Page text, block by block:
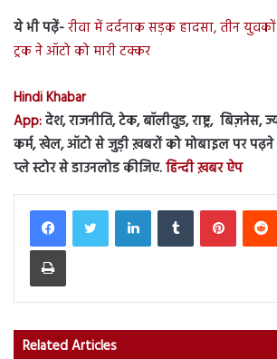
ये भी पढ़ें-रीवा में दर्दनाक सड़क हादसा, तीन
ट्रक ने ऑटो को मारी टक्कर
Hindi Khabar
App:देश, राजनीति, टेक, बॉलीवुड, राष्ट्र, बिज़नेस,
कर्म, खेल, ऑटो से जुड़ी ख़बरों को मोबाइल पर
प्ले स्टोर से डाउनलोड कीजिए.हिन्दी ख़बर ऐप
LinkedInTumblr
Print
Related Articles